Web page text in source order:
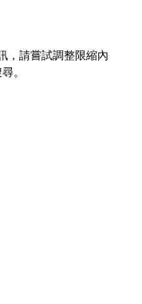
，請嘗試調整限縮內
。